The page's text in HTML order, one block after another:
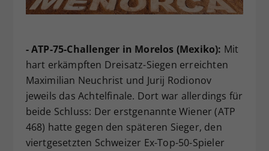
- ATP-75-Challenger in Morelos (Mexiko): Mit
hart erkämpften Dreisatz-Siegen erreichten
Maximilian Neuchrist und Jurij Rodionov
jeweils das Achtelfinale. Dort war allerdings für
beide Schluss: Der erstgenannte Wiener (ATP
468) hatte gegen den späteren Sieger, den
viertgesetzten Schweizer Ex-Top-50-Spieler